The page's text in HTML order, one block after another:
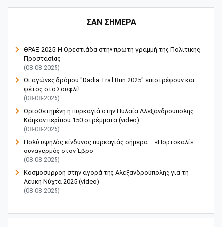
ΣΑΝ ΣΗΜΕΡΑ
ΘΡΑΞ-2025: Η Ορεστιάδα στην πρώτη γραμμή της Πολιτικής
Προστασίας
(08-08-2025)
Οι αγώνες δρόμου "Dadia Trail Run 2025" επιστρέφουν και
φέτος στο Σουφλί!
(08-08-2025)
Οριοθετημένη η πυρκαγιά στην Πυλαία Αλεξανδρούπολης –
Κάηκαν περίπου 150 στρέμματα (video)
(08-08-2025)
Πολύ υψηλός κίνδυνος πυρκαγιάς σήμερα – «Πορτοκαλί»
συναγερμός στον Έβρο
(08-08-2025)
Κοσμοσυρροή στην αγορά της Αλεξανδρούπολης για τη
Λευκή Νύχτα 2025 (video)
(08-08-2025)